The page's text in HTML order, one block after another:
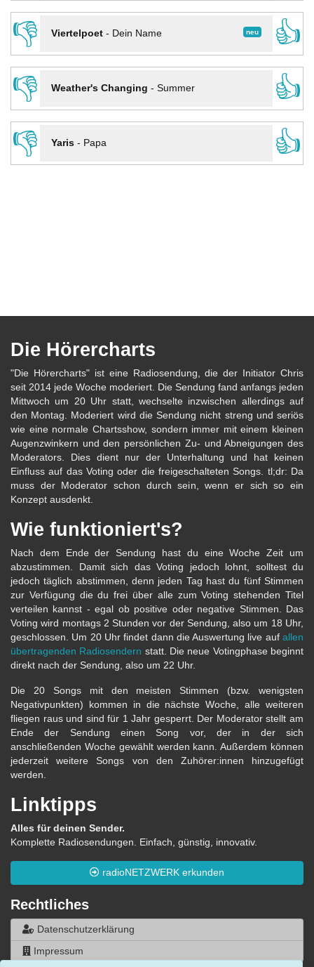
👎
neu
Viertelpoet- Dein Name
👍
👎
Weather's Changing - Summer
👍
👎
Yaris- Papa 👍
Die Hörercharts
"Die Hörercharts" ist eine Radiosendung, die der Initiator Chris
seit 2014 jede Woche moderiert. Die Sendung fand anfangs jeden
Mittwoch um 20 Uhr statt, wechselte inzwischen allerdings auf
den Montag. Moderiert wird die Sendung nicht streng und seriös
wie eine normale Chartsshow, sondern immer mit einem kleinen
Augenzwinkern und den persönlichen Zu- und Abneigungen des
Moderators. Dies dient nur der Unterhaltung und hat keinen
Einfluss auf das Voting oder die freigeschalteten Songs. tl;dr: Da
muss der Moderator schon durch sein, wenn er sich so ein
Konzept ausdenkt.
Wie funktioniert's?
Nach dem Ende der Sendung hast du eine Woche Zeit um
abzustimmen. Damit sich das Voting jedoch lohnt, solltest du
jedoch täglich abstimmen, denn jeden Tag hast du fünf Stimmen
zur Verfügung die du frei über alle zum Voting stehenden Titel
verteilen kannst - egal ob positive oder negative Stimmen. Das
Voting wird montags 2 Stunden vor der Sendung, also um 18 Uhr,
geschlossen. Um 20 Uhr findet dann die Auswertung live auf allen
übertragenden Radiosendern statt. Die neue Votingphase beginnt
direkt nach der Sendung, also um 22 Uhr.
Die 20 Songs mit den meisten Stimmen (bzw. wenigsten
Negativpunkten) kommen in die nächste Woche, alle weiteren
fliegen raus und sind für 1 Jahr gesperrt. Der Moderator stellt am
Ende der Sendung einen Song vor, der in der sich
anschließenden Woche gewählt werden kann. Außerdem können
jederzeit weitere Songs von den Zuhörer:innen hinzugefügt
werden.
Linktipps
Alles für deinen Sender.
Komplette Radiosendungen. Einfach, günstig, innovativ.
radioNETZWERK erkunden
Rechtliches
Datenschutzerklärung
Impressum